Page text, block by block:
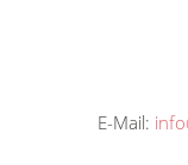
E-Mail: